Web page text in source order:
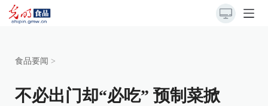
食品要闻 >
不必出门却“必吃” 预制菜掀